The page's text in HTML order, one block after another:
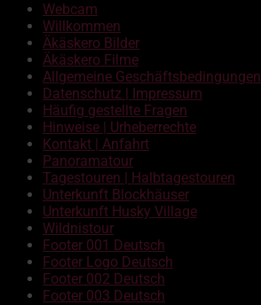
Webcam
Willkommen
Äkäskero Bilder
Äkäskero Filme
Allgemeine Geschäftsbedingungen
Datenschutz | Impressum
Häufig gestellte Fragen
Hinweise | Urheberrechte
Kontakt | Anfahrt
Panoramatour
Tagestouren | Halbtagestouren
Unterkunft Blockhäuser
Unterkunft Husky Village
Wildnistour
Footer 001 Deutsch
Footer Logo Deutsch
Footer 002 Deutsch
Footer 003 Deutsch